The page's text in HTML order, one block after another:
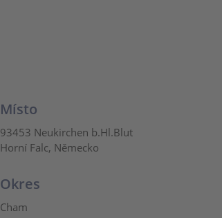
Místo
93453 Neukirchen b.Hl.Blut
Horní Falc, Německo
Okres
Cham